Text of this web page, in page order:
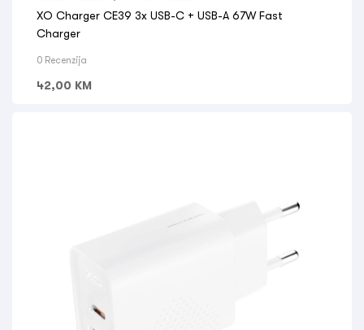
XO Charger CE39 3x USB-C + USB-A 67W Fast
Charger
0 Recenzija
42,00 KM